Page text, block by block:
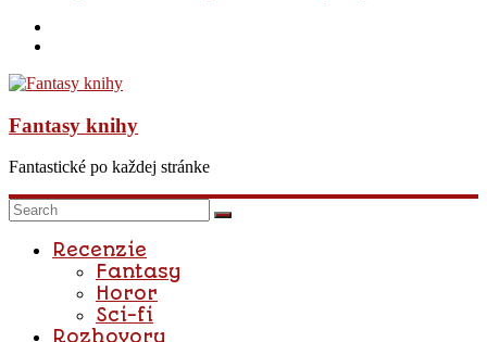
Fantasy knihy
Fantastické po každej stránke
Recenzie
Fantasy
Horor
Sci-fi
Rozhovory